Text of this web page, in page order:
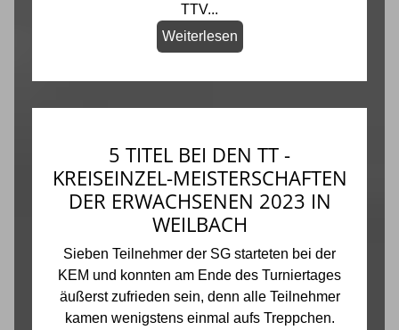
TTV...
Weiterlesen
5 TITEL BEI DEN TT -
KREISEINZEL-MEISTERSCHAFTEN
DER ERWACHSENEN 2023 IN
WEILBACH
Sieben Teilnehmer der SG starteten bei der
KEM und konnten am Ende des Turniertages
äußerst zufrieden sein, denn alle Teilnehmer
kamen wenigstens einmal aufs Treppchen.